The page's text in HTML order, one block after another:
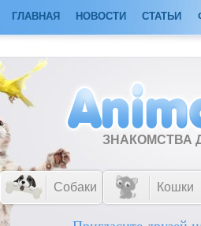
ГЛАВНАЯ НОВОСТИ СТАТЬИ
ЗНАКОМСТВА
Собаки Кошки